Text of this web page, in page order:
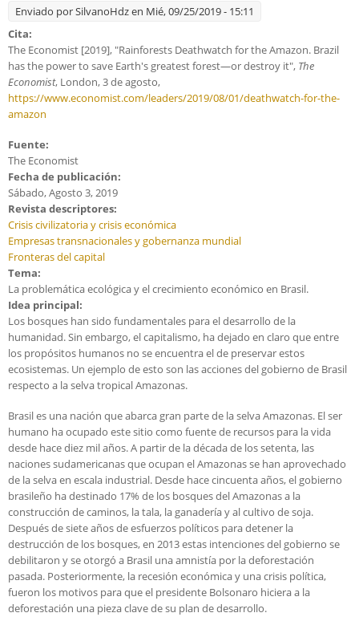
Enviado porSilvanoHdzen Mié, 09/25/2019 - 15:11
Cita:
The Economist [2019], "Rainforests Deathwatch for the Amazon. Brazil
has the power to save Earth's greatest forest—or destroy it", The
Economist, London, 3 de agosto,
https://www.economist.com/leaders/2019/08/01/deathwatch-for-the-
amazon
Fuente:
The Economist
Fecha de publicación:
Sábado, Agosto 3, 2019
Revista descriptores:
Crisis civilizatoria y crisis económica
Empresas transnacionales y gobernanza mundial
Fronteras del capital
Tema:
La problemática ecológica y el crecimiento económico en Brasil.
Idea principal:
Los bosques han sido fundamentales para el desarrollo de la
humanidad. Sin embargo, el capitalismo, ha dejado en claro que entre
los propósitos humanos no se encuentra el de preservar estos
ecosistemas. Un ejemplo de esto son las acciones del gobierno de Brasil
respecto a la selva tropical Amazonas.
Brasil es una nación que abarca gran parte de la selva Amazonas. El ser
humano ha ocupado este sitio como fuente de recursos para la vida
desde hace diez mil años. A partir de la década de los setenta, las
naciones sudamericanas que ocupan el Amazonas se han aprovechado
de la selva en escala industrial. Desde hace cincuenta años, el gobierno
brasileño ha destinado 17% de los bosques del Amazonas a la
construcción de caminos, la tala, la ganadería y al cultivo de soja.
Después de siete años de esfuerzos políticos para detener la
destrucción de los bosques, en 2013 estas intenciones del gobierno se
debilitaron y se otorgó a Brasil una amnistía por la deforestación
pasada. Posteriormente, la recesión económica y una crisis política,
fueron los motivos para que el presidente Bolsonaro hiciera a la
deforestación una pieza clave de su plan de desarrollo.